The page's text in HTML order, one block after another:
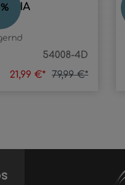
%
54008-4D
21,99 €* 79,99 €*